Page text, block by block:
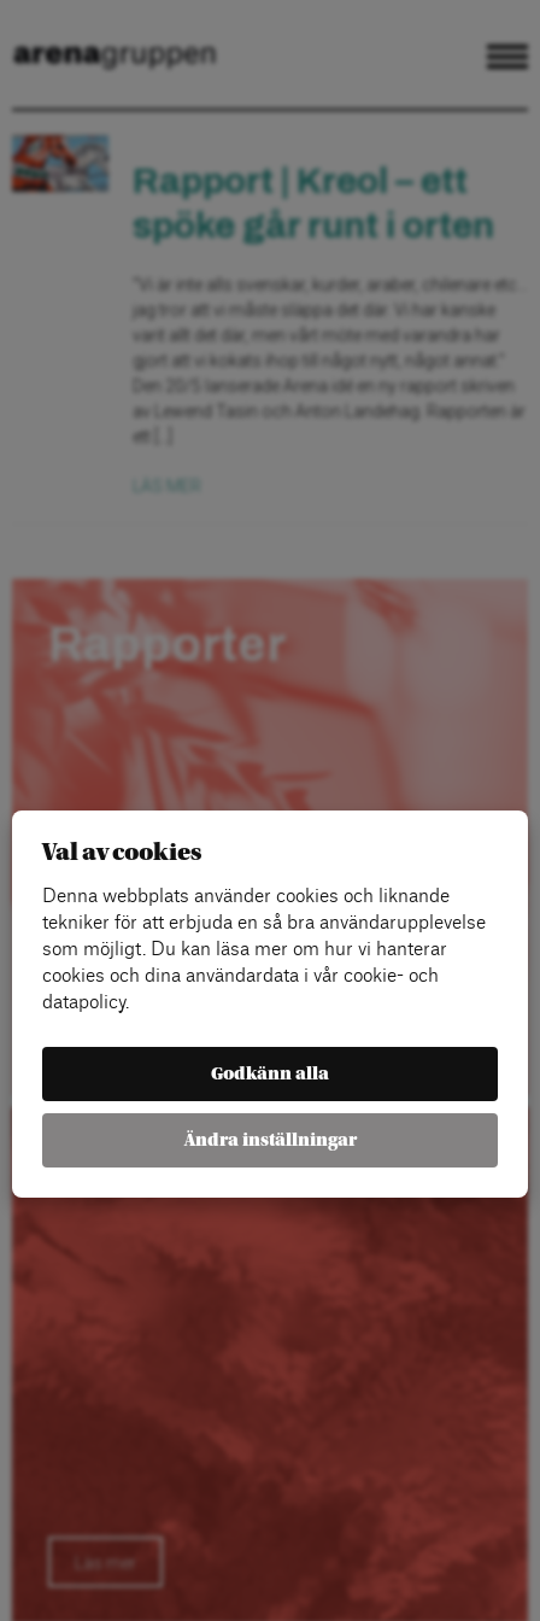
Rapport | Kreol – ett
spöke går runt i orten
”Vi är inte alls svenskar, kurder, araber, chilenare etc…
jag tror att vi måste släppa det där. Vi har kanske
varit allt det där, men vårt möte med varandra har
gjort att vi kokats ihop till något nytt, något annat.”
Den 20/5 lanserade Arena idé en ny rapport skriven
av Lewend Tasin och Anton Landehag. Rapporten är
ett […]
Rapporter
Kalender
Läs mer
Val av cookies
Denna webbplats använder cookies och liknande
tekniker för att erbjuda en så bra användarupplevelse
som möjligt. Du kan läsa mer om hur vi hanterar
cookies och dina användardata i vår cookie- och
datapolicy.
Godkänn alla
Ändra inställningar